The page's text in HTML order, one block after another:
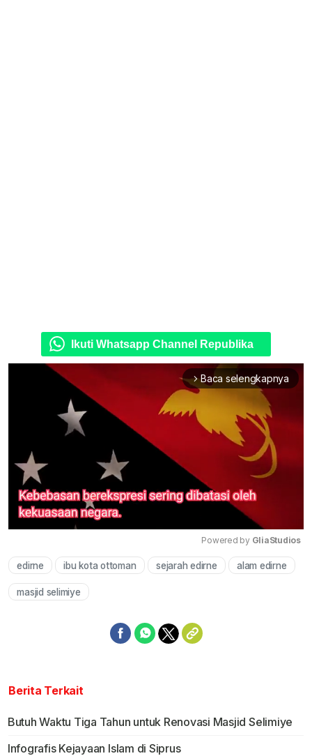
Ikuti Whatsapp Channel Republika
arrow_forward_ios Baca selengkapnya
Mute
Powered by GliaStudios
edirne ibu kota ottoman sejarah edirne alam edirne
masjid selimiye
Berita Terkait
Butuh Waktu Tiga Tahun untuk Renovasi Masjid Selimiye
Infografis Kejayaan Islam di Siprus